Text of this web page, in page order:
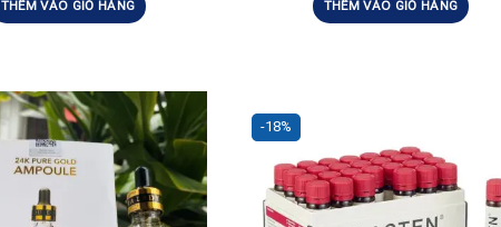
THÊM VÀO GIỎ HÀNG THÊM VÀO GIỎ HÀNG
-18%